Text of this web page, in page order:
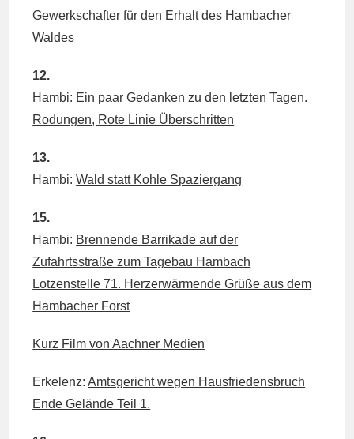
Gewerkschafter für den Erhalt des Hambacher
Waldes
12.
Hambi: Ein paar Gedanken zu den letzten Tagen.
Rodungen, Rote Linie Überschritten
13.
Hambi:Wald statt Kohle Spaziergang
15.
Hambi: Brennende Barrikade auf der
Zufahrtsstraße zum Tagebau Hambach
Lotzenstelle 71. Herzerwärmende Grüße aus dem
Hambacher Forst
Kurz Film von Aachner Medien
Erkelenz:Amtsgericht wegen Hausfriedensbruch
Ende Gelände Teil 1.